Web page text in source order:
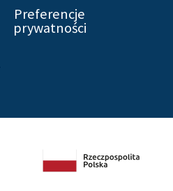
Preferencje
prywatności